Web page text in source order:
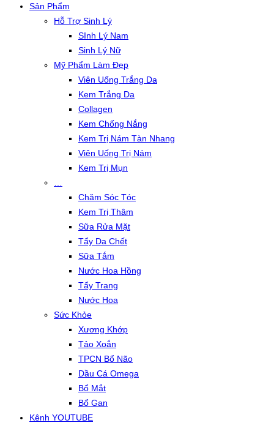
Sản Phẩm
Hỗ Trợ Sinh Lý
SInh Lý Nam
Sinh Lý Nữ
Mỹ Phẩm Làm Đẹp
Viên Uống Trắng Da
Kem Trắng Da
Collagen
Kem Chống Nắng
Kem Trị Nám Tàn Nhang
Viên Uống Trị Nám
Kem Trị Mụn
Chăm Sóc Tóc
Kem Trị Thâm
Sữa Rửa Mặt
Tẩy Da Chết
Sữa Tắm
Nước Hoa Hồng
Tẩy Trang
Nước Hoa
Sức Khỏe
Xương Khớp
Tảo Xoắn
TPCN Bổ Não
Dầu Cá Omega
Bổ Mắt
Bổ Gan
Kênh YOUTUBE